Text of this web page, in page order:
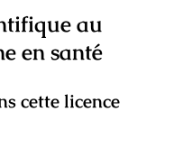
au
en santé
cette licence